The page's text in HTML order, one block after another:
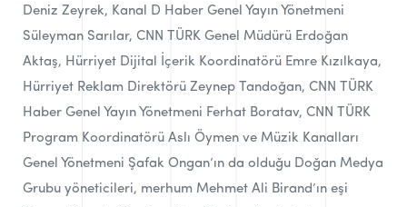
Deniz Zeyrek, Kanal D Haber Genel Yayın Yönetmeni
Süleyman Sarılar, CNN TÜRK Genel Müdürü Erdoğan
Aktaş, Hürriyet Dijital İçerik Koordinatörü Emre Kızılkaya,
Hürriyet Reklam Direktörü Zeynep Tandoğan, CNN TÜRK
Haber Genel Yayın Yönetmeni Ferhat Boratav, CNN TÜRK
Program Koordinatörü Aslı Öymen ve Müzik Kanalları
Genel Yönetmeni Şafak Ongan’ın da olduğu Doğan Medya
Grubu yöneticileri, merhum Mehmet Ali Birand’ın eşi